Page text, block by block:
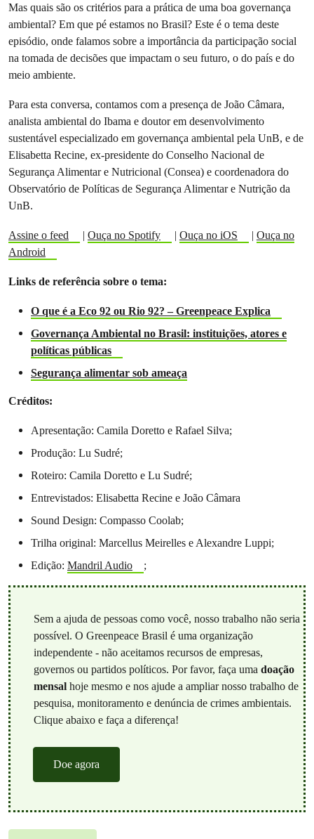
Mas quais são os critérios para a prática de uma boa governança
ambiental? Em que pé estamos no Brasil? Este é o tema deste
episódio, onde falamos sobre a importância da participação social
na tomada de decisões que impactam o seu futuro, o do país e do
meio ambiente.
Para esta conversa, contamos com a presença de João Câmara,
analista ambiental do Ibama e doutor em desenvolvimento
sustentável especializado em governança ambiental pela UnB, e de
Elisabetta Recine, ex-presidente do Conselho Nacional de
Segurança Alimentar e Nutricional (Consea) e coordenadora do
Observatório de Políticas de Segurança Alimentar e Nutrição da
UnB.
Assine o feed | Ouça no Spotify | Ouça no iOS | Ouça no
Android
Links de referência sobre o tema:
O que é a Eco 92 ou Rio 92? – Greenpeace Explica
Governança Ambiental no Brasil: instituições, atores e
políticas públicas
Segurança alimentar sob ameaça
Créditos:
Apresentação: Camila Doretto e Rafael Silva;
Produção: Lu Sudré;
Roteiro: Camila Doretto e Lu Sudré;
Entrevistados: Elisabetta Recine e João Câmara
Sound Design: Compasso Coolab;
Trilha original: Marcellus Meirelles e Alexandre Luppi;
Edição: Mandril Audio ;
Sem a ajuda de pessoas como você, nosso trabalho não seria
possível. O Greenpeace Brasil é uma organização
independente - não aceitamos recursos de empresas,
governos ou partidos políticos. Por favor, faça uma doação
mensalhoje mesmo e nos ajude a ampliar nosso trabalho de
pesquisa, monitoramento e denúncia de crimes ambientais.
Clique abaixo e faça a diferença!
Doe agora